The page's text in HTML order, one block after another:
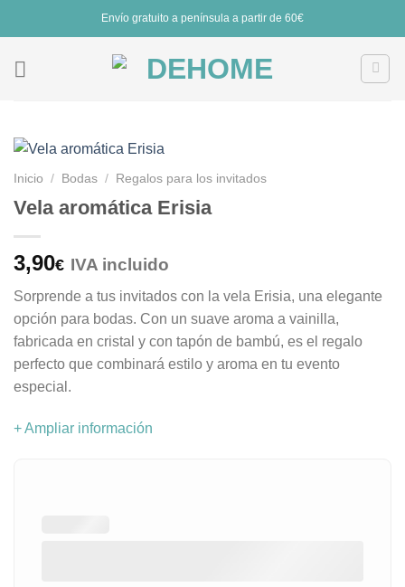
Envío gratuito a península a partir de 60€
Inicio / Bodas / Regalos para los invitados
Vela aromática Erisia
3,90€ IVA incluido
Sorprende a tus invitados con la vela Erisia, una elegante
opción para bodas. Con un suave aroma a vainilla,
fabricada en cristal y con tapón de bambú, es el regalo
perfecto que combinará estilo y aroma en tu evento
especial.
+ Ampliar información